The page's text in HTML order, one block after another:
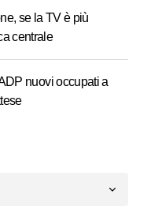
se la TV è più
centrale
nuovi occupati a